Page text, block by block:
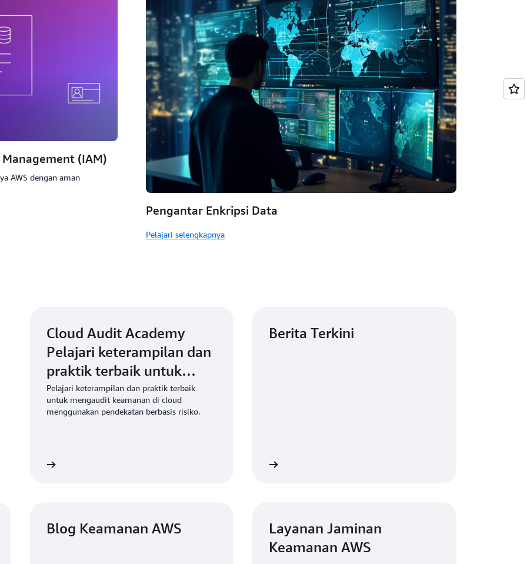
(IAM)
AWS dengan aman
Pengantar Enkripsi Data
Pelajari selengkapnya
Cloud Audit Academy
Pelajari keterampilan dan
praktik terbaik untuk
mengaudit keamanan di
cloud menggunakan
Selengkapnya »
Pelajari keterampilan dan praktik terbaik
untuk mengaudit keamanan di cloud
menggunakan pendekatan berbasis risiko.
Berita Terkini
Blog Keamanan AWS
Layanan Jaminan
Keamanan AWS